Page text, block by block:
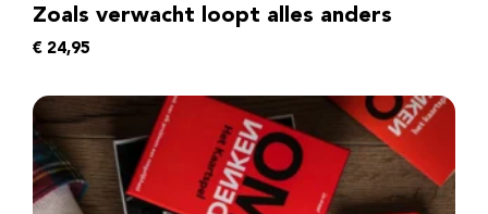
Zoals verwacht loopt alles anders
€ 24,95